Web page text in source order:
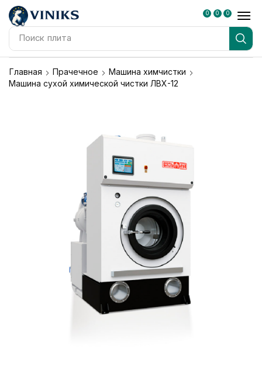
Поиск блендер
0 0 0
Главная Прачечное
Машина химчистки
Машина сухой химической чистки ЛВХ-12